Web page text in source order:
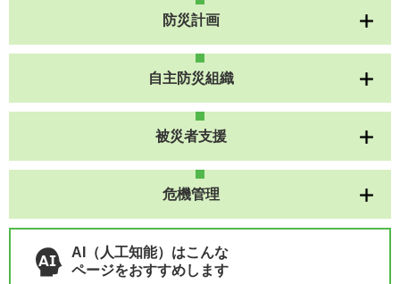
防災計画
自主防災組織
被災者支援
危機管理
AI（人工知能）はこんな
ページをおすすめします